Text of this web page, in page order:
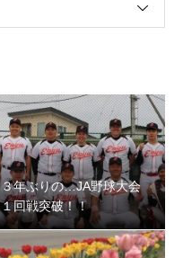
３年ぶりの…JA野球大会
１回戦突破！！